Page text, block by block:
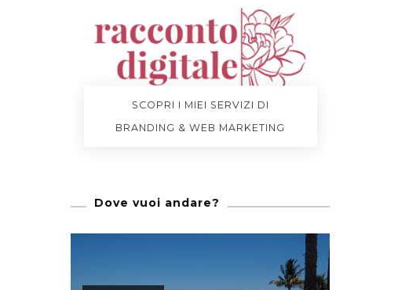
SCOPRI I MIEI SERVIZI DI
BRANDING & WEB MARKETING
Dove vuoi andare?